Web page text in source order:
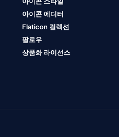
아이콘 에디터
Flaticon 컬렉션
팔로우
상품화 라이선스